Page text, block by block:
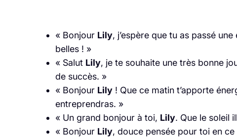
« Bonjour Lily, j’espère que tu as passé
belles ! »
« Salut Lily, je te souhaite une très bonne
de succès. »
« Bonjour Lily ! Que ce matin t’apporte
entreprendras. »
« Un grand bonjour à toi, Lily. Que le soleil
« Bonjour Lily, douce pensée pour toi en